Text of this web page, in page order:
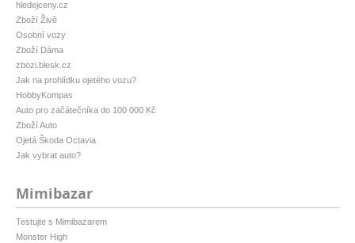
hledejceny.cz
Zboží Živě
Osobní vozy
Zboží Dáma
zbozi.blesk.cz
Jak na prohlídku ojetého vozu?
HobbyKompas
Auto pro začátečníka do 100 000 Kč
Zboží Auto
Ojetá Škoda Octavia
Jak vybrat auto?
Mimibazar
Testujte s Mimibazarem
Monster High